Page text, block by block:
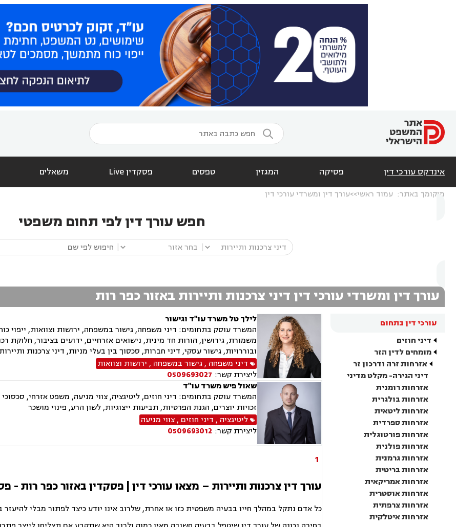

אינדקס עורכי דין פסיקה המגזין טפסים פסקדין Live משאלים
מיקומך באתר: עמוד ראשי עורך דין ומשרדי עורכי דין
חפש עורך דין לפי תחום משפטי
עורך דין ומשרדי עורכי דין דיני צרכנות ותיירות באזור כפר רות
עורכי דין בתחום
דיני חוזים
מומחים לדין הזר
אזרחות זרה ודרכון זר
דיני הגירה- מקלט מדיני
אזרחות רומנית
אזרחות בולגרית
אזרחות ליטאית
אזרחות ספרדית
אזרחות פורטוגלית
אזרחות פולנית
אזרחות גרמנית
אזרחות בריטית
אזרחות אמריקאית
אזרחות אוסטרית
אזרחות צרפתית
אזרחות איטלקית
לילך טל משרד עו"ד וגישור
המשרד עוסק בתחומים: דיני משפחה, גישור במשפחה, ירושות וצוואות, ייפוי
משמורת, גירושין, הורות חד מינית, נישואים אזרחיים, ידועים בציבור,
ובוררויות, גישור עסקי, דיני חברות, סכסוך בין בעלי מניות, דיני צרכנות
דיני משפחה ,גישור במשפחה , ירושות וצוואות
ליצירת קשר: 0509693027
שאול פיש משרד עו"ד
המשרד עוסק בתחומים: דיני חוזים, ליטיגציה, צווי מניעה, משפט אזרחי, סכסוכי
זכויות יוצרים, הגנת הפרטיות, תביעות ייצוגיות, לשון הרע, פינוי מושכר
ליטיגציה , דיני חוזים ,צווי מניעה
ליצירת קשר: 0509693012
1
עורך דין צרכנות ותיירות – מצאו עורכי דין | פסקדין באזור כפר רות -
כל אדם נתקל במהלך חייו בבעיה משפטית כזו או אחרת, שלרוב אינו יודע כיצד לפתור מבלי